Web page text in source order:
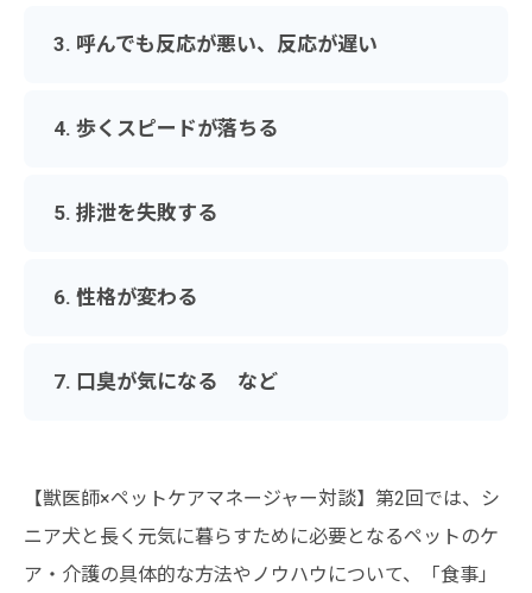
3. 呼んでも反応が悪い、反応が遅い
4. 歩くスピードが落ちる
5. 排泄を失敗する
6. 性格が変わる
7. 口臭が気になる など
【獣医師×ペットケアマネージャー対談】第2回では、シ
ニア犬と長く元気に暮らすために必要となるペットのケ
ア・介護の具体的な方法やノウハウについて、「食事」